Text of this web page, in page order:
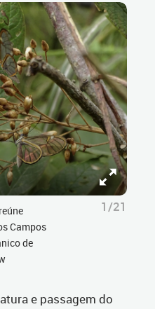
Campos
de
1/21
e passagem do